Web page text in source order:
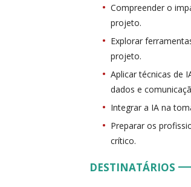
Compreender o
projeto.
Explorar
projeto.
Aplicar técnicas de
dados e
Integrar a IA na
Preparar os
crítico.
DESTINATÁRIOS